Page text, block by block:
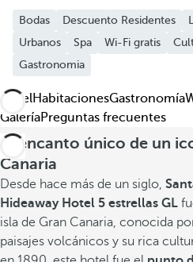
Bodas Descuento Residentes
Urbanos
Spa Wi-Fi gratis
Gastronomia
Hotel HabitacionesGastronomía
GaleríaPreguntas frecuentes
El encanto único de un
Canaria
Desde hace más de un siglo,
Hideaway Hotel 5 estrellas GL
isla de Gran Canaria, conocida
paisajes volcánicos y su rica